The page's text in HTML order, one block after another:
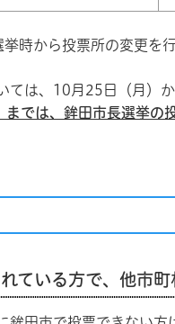
から投票所の変更を
は、10月25日（月）か
では、鉾田市長選挙の
ている方で、他市